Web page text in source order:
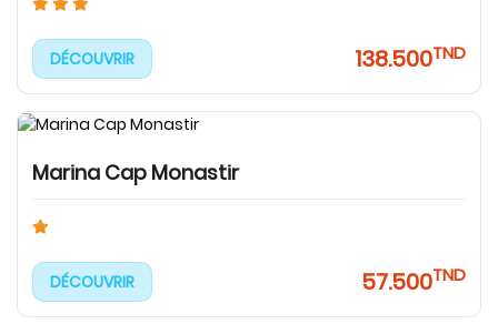
DÉCOUVRIR 138.500TND
Marina Cap Monastir
DÉCOUVRIR 57.500TND